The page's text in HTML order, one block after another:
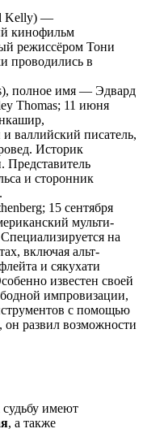
Kelly) —
кинофильм
режиссёром Тони
проводились в
полное имя — Эдвард
Thomas; 11 июня
валлийский писатель,
Историк
Представитель
и сторонник
15 сентября
мульти-
на
включая альт-
и сякухати
известен своей
импровизации,
с помощью
развил возможности
имеют
, а также